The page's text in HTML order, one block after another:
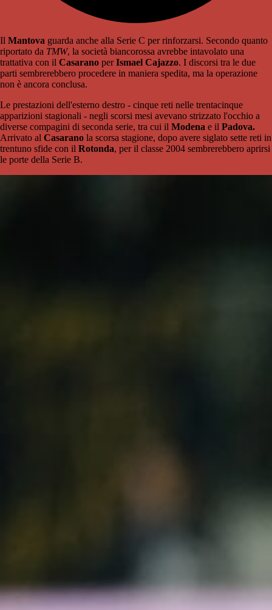
Il Mantova guarda anche alla Serie C per rinforzarsi. Secondo quanto
riportato da TMW, la società biancorossa avrebbe intavolato una
trattativa con il Casarano perIsmael Cajazzo. I discorsi tra le due
parti sembrerebbero procedere in maniera spedita, ma la operazione
non è ancora conclusa.
Le prestazioni dell'esterno destro - cinque reti nelle trentacinque
apparizioni stagionali - negli scorsi mesi avevano strizzato l'occhio a
diverse compagini di seconda serie, tra cui il Modena e il Padova.
Arrivato al Casarano la scorsa stagione, dopo avere siglato sette reti in
trentuno sfide con il Rotonda, per il classe 2004 sembrerebbero aprirsi
le porte della Serie B.